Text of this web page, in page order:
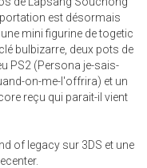
est désormais
mini figurine de togetic
bulbizarre, deux pots de
PS2 (Persona je-sais-
on-me-l'offrira) et un
reçu qui parait-il vient
of legacy sur 3DS et une